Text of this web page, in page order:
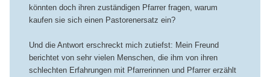
könnten doch ihren zuständigen Pfarrer fragen, warum
kaufen sie sich einen Pastorenersatz ein?
Und die Antwort erschreckt mich zutiefst: Mein Freund
berichtet von sehr vielen Menschen, die ihm von ihren
schlechten Erfahrungen mit Pfarrerinnen und Pfarrer erzählt